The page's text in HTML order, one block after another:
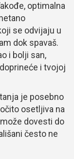
optimalna
se odvijaju u
dok spavaš.
i bolji san,
i tvojoj
je posebno
osetljiva na
dovesti do
često ne